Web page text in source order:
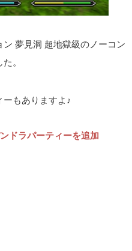
夢見洞 超地獄級のノーコン
。
もありますよ♪
ドラパーティーを追加